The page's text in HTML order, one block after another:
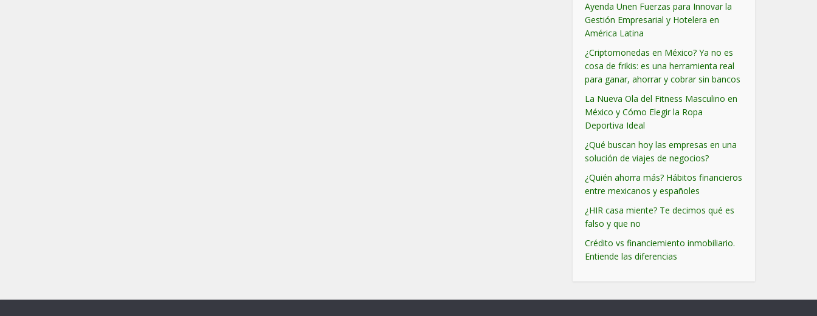
Ayenda Unen Fuerzas para Innovar la
Gestión Empresarial y Hotelera en
América Latina
¿Criptomonedas en México? Ya no es
cosa de frikis: es una herramienta real
para ganar, ahorrar y cobrar sin bancos
La Nueva Ola del Fitness Masculino en
México y Cómo Elegir la Ropa
Deportiva Ideal
¿Qué buscan hoy las empresas en una
solución de viajes de negocios?
¿Quién ahorra más? Hábitos financieros
entre mexicanos y españoles
¿HIR casa miente? Te decimos qué es
falso y que no
Crédito vs financiemiento inmobiliario.
Entiende las diferencias